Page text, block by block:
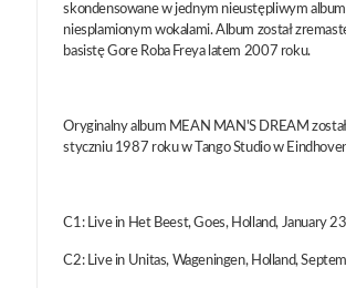
skondensowane w jednym nieustępliwym
niesplamionym wokalami. Album został
basistę Gore Roba Freya latem 2007 roku.
Oryginalny album MEAN MAN'S DREAM
styczniu 1987 roku w Tango Studio w
C1: Live in Het Beest, Goes, Holland, January
C2: Live in Unitas, Wageningen, Holland,